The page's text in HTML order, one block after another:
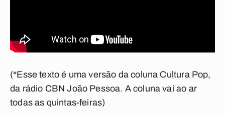
(*Esse texto é uma versão da coluna Cultura Pop,
da rádio CBN João Pessoa. A coluna vai ao ar
todas as quintas-feiras)